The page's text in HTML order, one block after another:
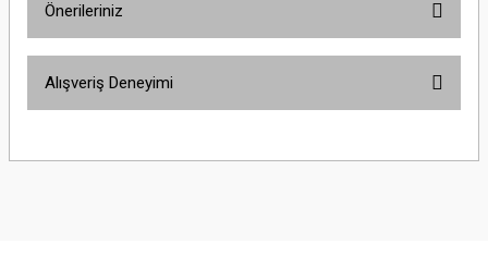
Önerileriniz
yetersiz gördüğünüz noktaları öneri formunu kullanarak tarafımıza
Alışveriş Deneyimi